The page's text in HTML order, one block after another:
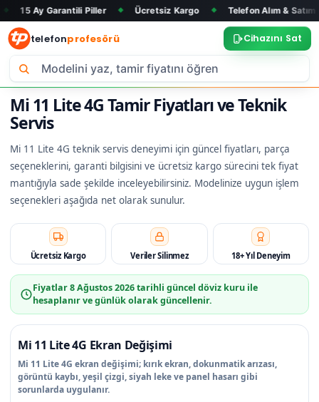
Piller ◆ Ücretsiz Kargo ◆ Telefon Alım & Satım ◆ Tüm
telefonprofesörü Cihazını Sat
Mi 11 Lite 4G Tamir Fiyatları ve Teknik
Servis
Mi 11 Lite 4G teknik servis deneyimi için güncel fiyatları, parça
seçeneklerini, garanti bilgisini ve ücretsiz kargo sürecini tek fiyat
mantığıyla sade şekilde inceleyebilirsiniz. Modelinize uygun işlem
seçenekleri aşağıda net olarak sunulur.
Ücretsiz Kargo Veriler Silinmez 18+ Yıl Deneyim
Fiyatlar8 Ağustos 2026tarihli güncel döviz kuru ile
hesaplanır ve günlük olarak güncellenir.
Mi 11 Lite 4G Ekran Değişimi
Mi 11 Lite 4G ekran değişimi; kırık ekran, dokunmatik arızası,
görüntü kaybı, yeşil çizgi, siyah leke ve panel hasarı gibi
sorunlarda uygulanır.